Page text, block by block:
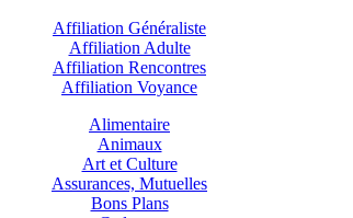
Affiliation Généraliste
Affiliation Adulte
Affiliation Rencontres
Affiliation Voyance
Alimentaire
Animaux
Art et Culture
Assurances, Mutuelles
Bons Plans